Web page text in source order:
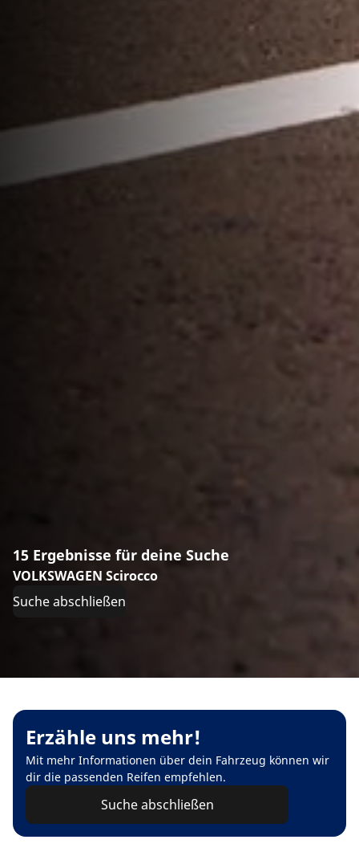
15 Ergebnisse für deine Suche
VOLKSWAGEN Scirocco
Suche abschließen
Erzähle uns mehr!
Mit mehr Informationen über dein Fahrzeug können wir
dir die passenden Reifen empfehlen.
Suche abschließen